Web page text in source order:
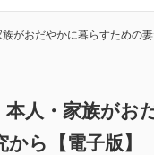
がおだやかに暮らすための
人・家族がお
ら【電子版】